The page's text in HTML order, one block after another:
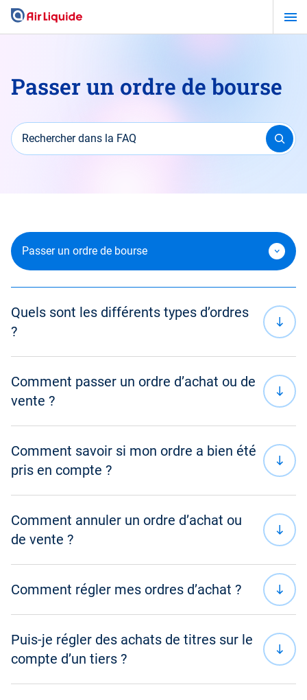
Aller
Passer un ordre de bourse
Rechercher dans la FAQ
Passer un ordre de bourse
Devenir Actionnaire d’Air Liquide
Les modes de détention des actions
Mon compte-titres Air Liquide au quotidien
Passer un ordre de bourse
Mon Espace Actionnaire en ligne
Dividende
Prime de fidélité
Déclaration de revenus
Quels sont les différents types d’ordres
?
Télécharger
Comment passer un ordre d’achat ou de
vente ?
Comment savoir si mon ordre a bien été
pris en compte ?
Comment annuler un ordre d’achat ou
de vente ?
Comment régler mes ordres d’achat ?
Puis-je régler des achats de titres sur le
compte d’un tiers ?